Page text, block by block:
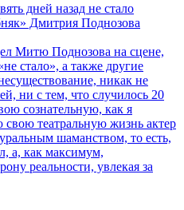
дней назад не стало
Дмитрия Поднозова
Митю Поднозова на сцене,
стало», а также другие
никак не
ни с тем, что случилось 20
сознательную, как я
театральную жизнь актер
шаманством, то есть,
а, как максимум,
реальности, увлекая за